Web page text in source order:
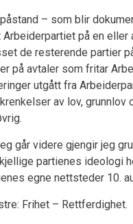
– som blir
Arbeiderpartiet på en eller
de resterende partier
på avtaler som fritar
utgått fra
av lov, grunnlov
går videre gjengir jeg
partienes ideologi
egne nettsteder 10.
Frihet – Rettferdighet.